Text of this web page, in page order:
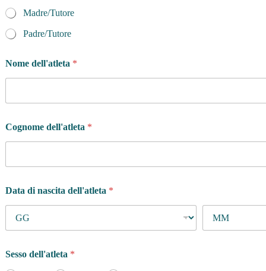
Madre/Tutore
Padre/Tutore
Nome dell'atleta *
Cognome dell'atleta *
Data di nascita dell'atleta *
Sesso dell'atleta *